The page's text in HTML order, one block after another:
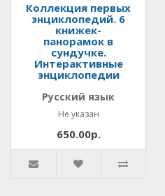
Коллекция первых
энциклопедий. 6
книжек-
панорамок в
сундучке.
Интерактивные
энциклопедии
Русский язык
Не указан
650.00р.